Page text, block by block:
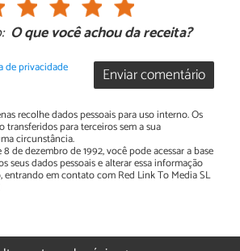
O que você achou da receita?
Enviar comentário
de privacidade
recolhe dados pessoais para uso interno. Os
transferidos para terceiros sem a sua
circunstância.
de dezembro de 1992, você pode acessar a base
seus dados pessoais e alterar essa informação
em contato com Red Link To Media SL